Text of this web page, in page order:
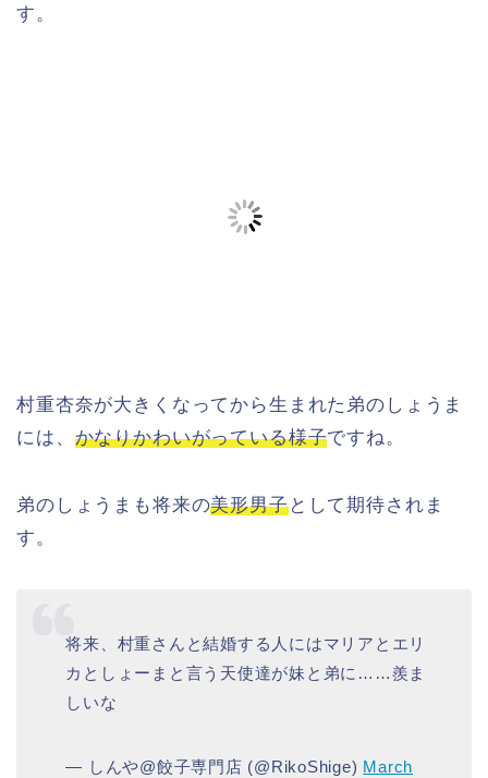
す。
村重杏奈が大きくなってから生まれた弟のしょうま
には、 かなりかわいがっている様子ですね。
弟のしょうまも将来の美形男子として期待されま
す。
将来、村重さんと結婚する人にはマリアとエリ
カとしょーまと言う天使達が妹と弟に……羨ま
しいな
— しんや@餃子専門店 (@RikoShige) March